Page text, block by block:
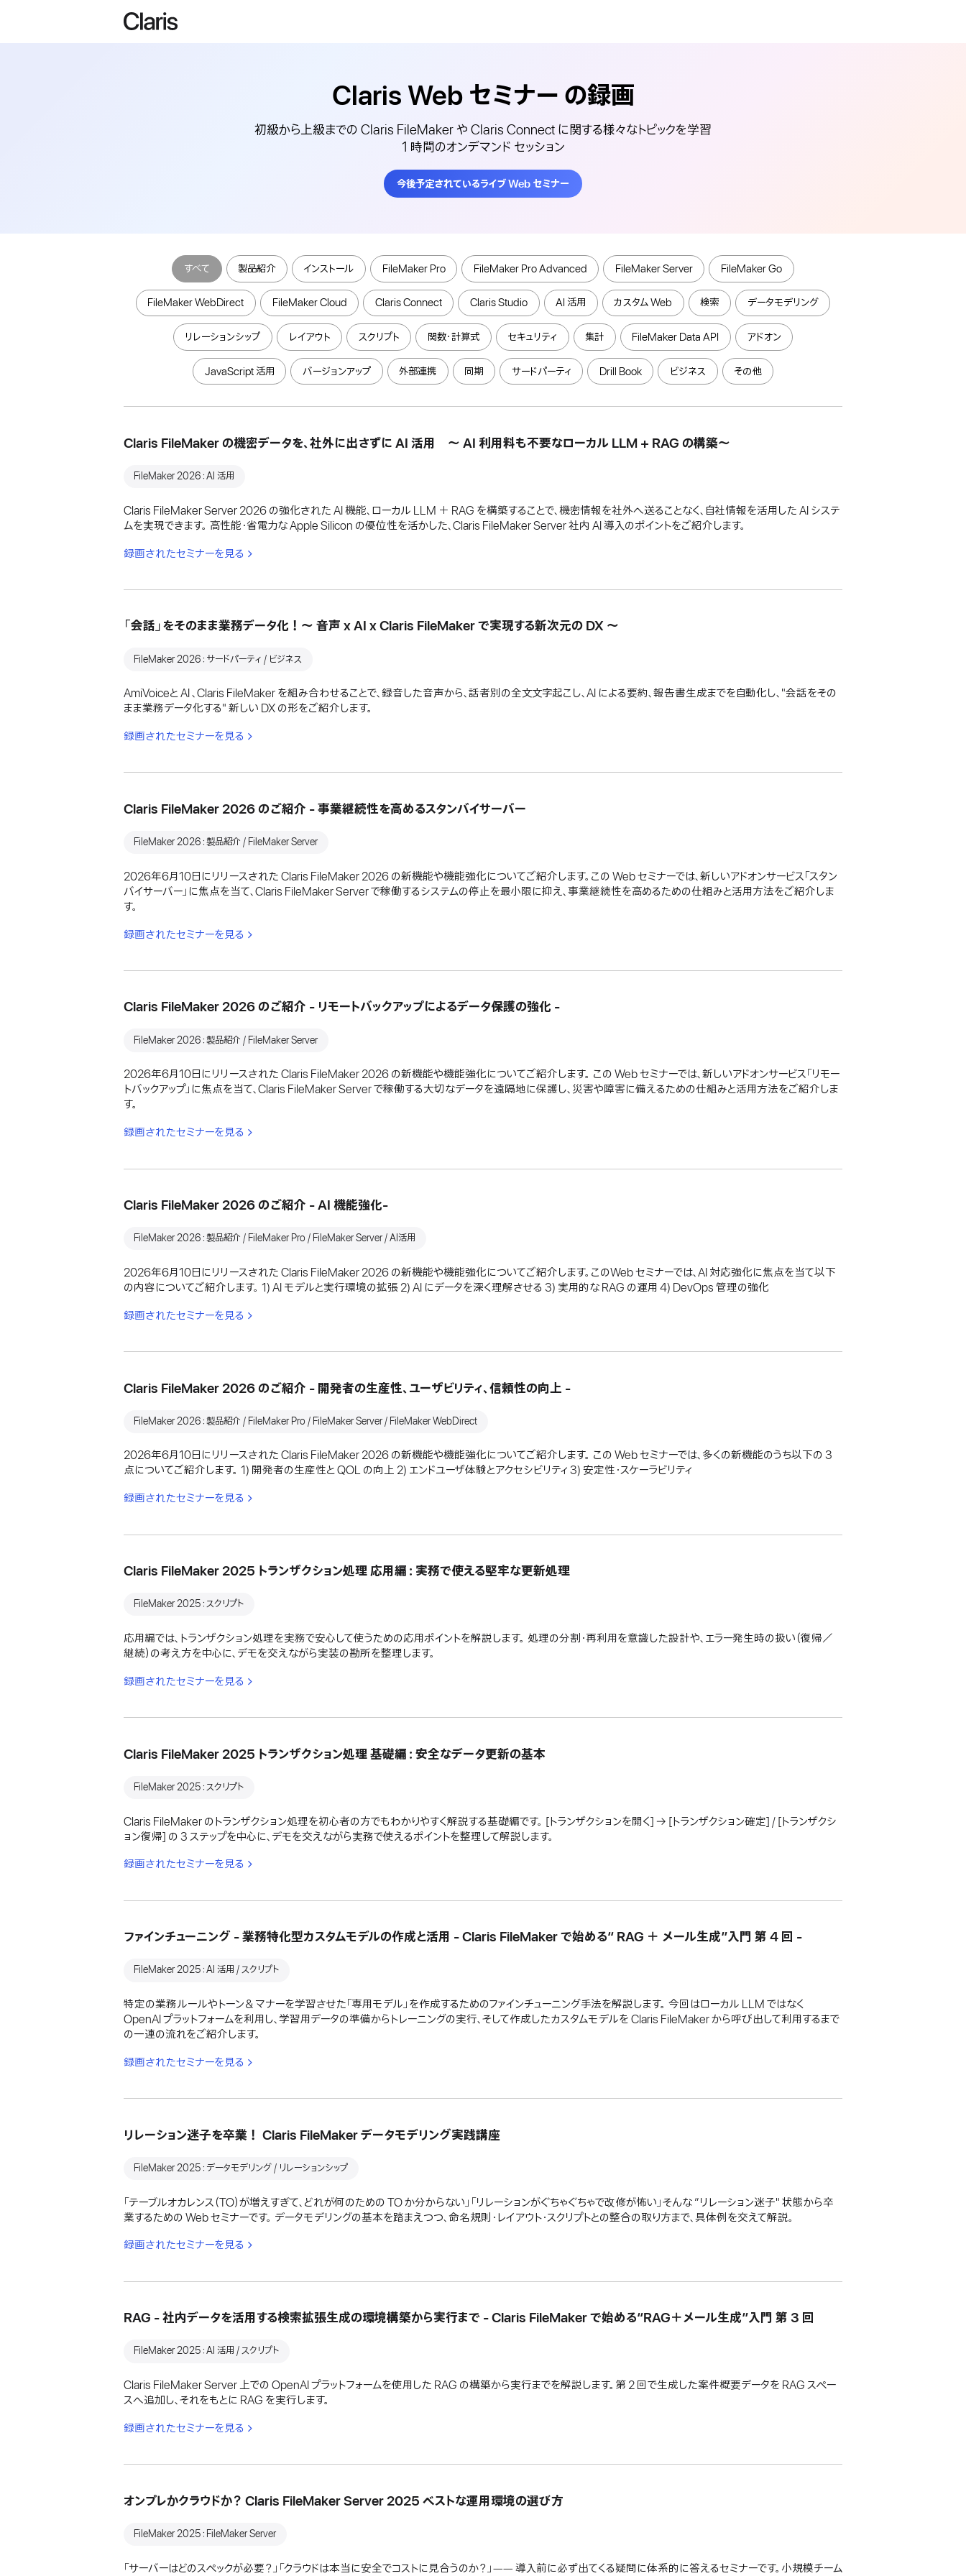
Claris Web セミナー の録画
初級から上級までの Claris FileMaker や Claris Connect に関する様々なトピックを学習
1 時間のオンデマンド セッション
今後予定されているライブ Web セミナー
すべて 製品紹介 インストール FileMaker Pro FileMaker Pro Advanced FileMaker Server FileMaker Go
FileMaker WebDirect FileMaker Cloud Claris Connect Claris Studio AI 活用 カスタム Web 検索 データモデリング
リレーションシップ レイアウト スクリプト 関数・計算式 セキュリティ 集計 FileMaker Data API アドオン
JavaScript 活用 バージョンアップ 外部連携 同期 サードパーティ Drill Book ビジネス その他
Claris FileMaker の機密データを、社外に出さずに AI 活用 〜 AI 利用料も不要なローカル LLM + RAG の構築〜
FileMaker 2026：AI 活用
Claris FileMaker Server 2026 の強化された AI 機能、ローカル LLM ＋ RAG を構築することで、機密情報を社外へ送ることなく、自社情報を活用した AI システ
ムを実現できます。 高性能・省電力な Apple Silicon の優位性を活かした、Claris FileMaker Server 社内 AI 導入のポイントをご紹介します。
録画されたセミナーを見る
「会話」をそのまま業務データ化！〜 音声 x AI x Claris FileMaker で実現する新次元の DX 〜
FileMaker 2026：サードパーティ / ビジネス
AmiVoiceと AI 、Claris FileMaker を組み合わせることで、録音した音声から、話者別の全文文字起こし、AI による要約、報告書生成までを自動化し、"会話をその
まま業務データ化する" 新しい DX の形をご紹介します。
録画されたセミナーを見る
Claris FileMaker 2026 のご紹介 - 事業継続性を高めるスタンバイサーバー
FileMaker 2026：製品紹介 / FileMaker Server
2026年6月10日にリリースされた Claris FileMaker 2026 の新機能や機能強化についてご紹介します。この Web セミナーでは、新しいアドオンサービス「スタン
バイサーバー」に焦点を当て、Claris FileMaker Server で稼働するシステムの停止を最小限に抑え、事業継続性を高めるための仕組みと活用方法をご紹介しま
す。
録画されたセミナーを見る
Claris FileMaker 2026 のご紹介 - リモートバックアップによるデータ保護の強化 -
FileMaker 2026：製品紹介 / FileMaker Server
2026年6月10日にリリースされた Claris FileMaker 2026 の新機能や機能強化についてご紹介します。 この Web セミナーでは、新しいアドオンサービス「リモー
トバックアップ」に焦点を当て、Claris FileMaker Server で稼働する大切なデータを遠隔地に保護し、災害や障害に備えるための仕組みと活用方法をご紹介しま
す。
録画されたセミナーを見る
Claris FileMaker 2026 のご紹介 - AI 機能強化-
FileMaker 2026：製品紹介 / FileMaker Pro / FileMaker Server / AI活用
2026年6月10日にリリースされた Claris FileMaker 2026 の新機能や機能強化についてご紹介します。このWeb セミナーでは、AI 対応強化に焦点を当て以下
の内容についてご紹介します。 1) AI モデルと実行環境の拡張 2) AI にデータを深く理解させる 3) 実用的な RAG の運用 4) DevOps 管理の強化
録画されたセミナーを見る
Claris FileMaker 2026 のご紹介 - 開発者の生産性、ユーザビリティ、信頼性の向上 -
FileMaker 2026：製品紹介 / FileMaker Pro / FileMaker Server / FileMaker WebDirect
2026年6月10日にリリースされた Claris FileMaker 2026 の新機能や機能強化についてご紹介します。 この Web セミナーでは、多くの新機能のうち以下の 3
点についてご紹介します。 1) 開発者の生産性と QOL の向上 2) エンドユーザ体験とアクセシビリティ 3) 安定性・スケーラビリティ
録画されたセミナーを見る
Claris FileMaker 2025 トランザクション処理 応用編：実務で使える堅牢な更新処理
FileMaker 2025：スクリプト
応用編では、トランザクション処理を実務で安心して使うための応用ポイントを解説します。 処理の分割・再利用を意識した設計や、エラー発生時の扱い（復帰／
継続）の考え方を中心に、デモを交えながら実装の勘所を整理します。
録画されたセミナーを見る
Claris FileMaker 2025 トランザクション処理 基礎編：安全なデータ更新の基本
FileMaker 2025：スクリプト
Claris FileMaker のトランザクション処理を初心者の方でもわかりやすく解説する基礎編です。 [トランザクションを開く] → [トランザクション確定] / [トランザクシ
ョン復帰] の 3 ステップを中心に、デモを交えながら実務で使えるポイントを整理して解説します。
録画されたセミナーを見る
ファインチューニング - 業務特化型カスタムモデルの作成と活用 - Claris FileMaker で始める“ RAG ＋ メール生成”入門 第 4 回 -
FileMaker 2025：AI 活用 / スクリプト
特定の業務ルールやトーン＆マナーを学習させた「専用モデル」を作成するためのファインチューニング手法を解説します。 今回はローカル LLM ではなく
OpenAI プラットフォームを利用し、学習用データの準備からトレーニングの実行、そして作成したカスタムモデルを Claris FileMaker から呼び出して利用するまで
の一連の流れをご紹介します。
録画されたセミナーを見る
リレーション迷子を卒業！ Claris FileMaker データモデリング実践講座
FileMaker 2025：データモデリング / リレーションシップ
「テーブルオカレンス（TO）が増えすぎて、どれが何のための TO か分からない」「リレーションがぐちゃぐちゃで改修が怖い」そんな “リレーション迷子" 状態から卒
業するための Web セミナーです。 データモデリングの基本を踏まえつつ、命名規則・レイアウト・スクリプトとの整合の取り方まで、具体例を交えて解説。
録画されたセミナーを見る
RAG - 社内データを活用する検索拡張生成の環境構築から実行まで - Claris FileMaker で始める“RAG＋メール生成”入門 第 3 回
FileMaker 2025：AI 活用 / スクリプト
Claris FileMaker Server 上での OpenAI プラットフォームを使用した RAG の構築から実行までを解説します。第 2 回で生成した案件概要データを RAG スペー
スへ追加し、それをもとに RAG を実行します。
録画されたセミナーを見る
オンプレかクラウドか？ Claris FileMaker Server 2025 ベストな運用環境の選び方
FileMaker 2025：FileMaker Server
「サーバーはどのスペックが必要？」「クラウドは本当に安全でコストに見合うのか？」―― 導入前に必ず出てくる疑問に体系的に答えるセミナーです。小規模チーム